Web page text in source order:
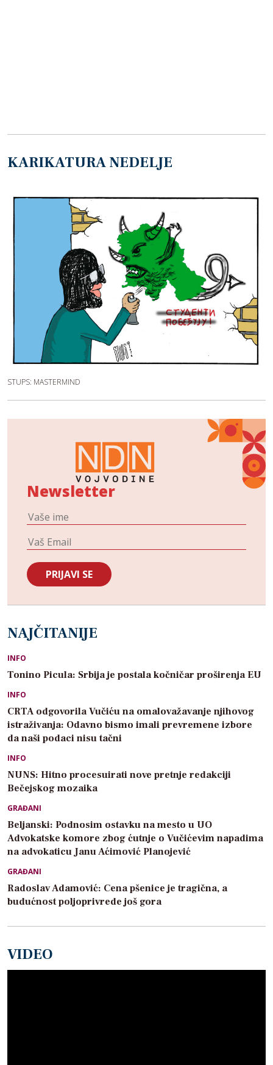
KARIKATURA NEDELJE
STUPS: MASTERMIND
Newsletter
NAJČITANIJE
INFO
Tonino Picula: Srbija je postala kočničar proširenja EU
INFO
CRTA odgovorila Vučiću na omalovažavanje njihovog
istraživanja: Odavno bismo imali prevremene izbore
da naši podaci nisu tačni
INFO
NUNS: Hitno procesuirati nove pretnje redakciji
Bečejskog mozaika
GRAĐANI
Beljanski: Podnosim ostavku na mesto u UO
Advokatske komore zbog ćutnje o Vučićevim napadima
na advokaticu Janu Aćimović Planojević
GRAĐANI
Radoslav Adamović: Cena pšenice je tragična, a
budućnost poljoprivrede još gora
VIDEO